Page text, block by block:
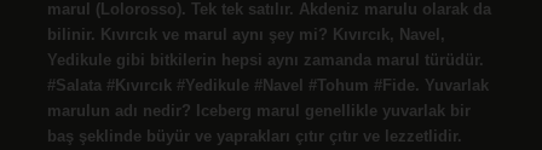
marul (Lolorosso). Tek tek satılır. Akdeniz marulu olarak da
bilinir. Kıvırcık ve marul aynı şey mi? Kıvırcık, Navel,
Yedikule gibi bitkilerin hepsi aynı zamanda marul türüdür.
#Salata #Kıvırcık #Yedikule #Navel #Tohum #Fide. Yuvarlak
marulun adı nedir? Iceberg marul genellikle yuvarlak bir
baş şeklinde büyür ve yaprakları çıtır çıtır ve lezzetlidir.